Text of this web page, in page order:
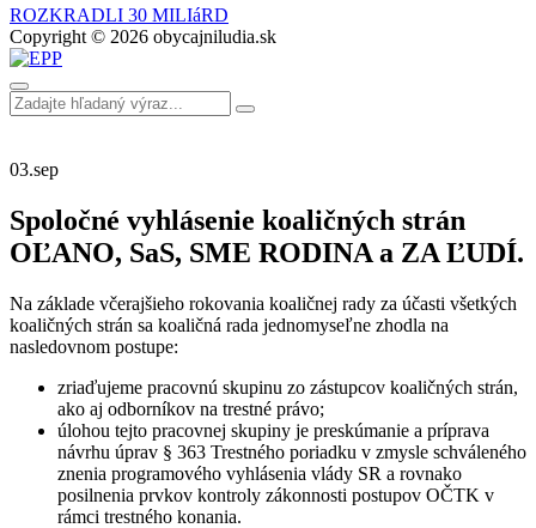
ROZKRADLI 30 MILIáRD
Copyright © 2026 obycajniludia.sk
03.sep
Spoločné vyhlásenie koaličných strán
OĽANO, SaS, SME RODINA a ZA ĽUDÍ.
Na základe včerajšieho rokovania koaličnej rady za účasti všetkých
koaličných strán sa koaličná rada jednomyseľne zhodla na
nasledovnom postupe:
zriaďujeme pracovnú skupinu zo zástupcov koaličných strán,
ako aj odborníkov na trestné právo;
úlohou tejto pracovnej skupiny je preskúmanie a príprava
návrhu úprav § 363 Trestného poriadku v zmysle schváleného
znenia programového vyhlásenia vlády SR a rovnako
posilnenia prvkov kontroly zákonnosti postupov OČTK v
rámci trestného konania.